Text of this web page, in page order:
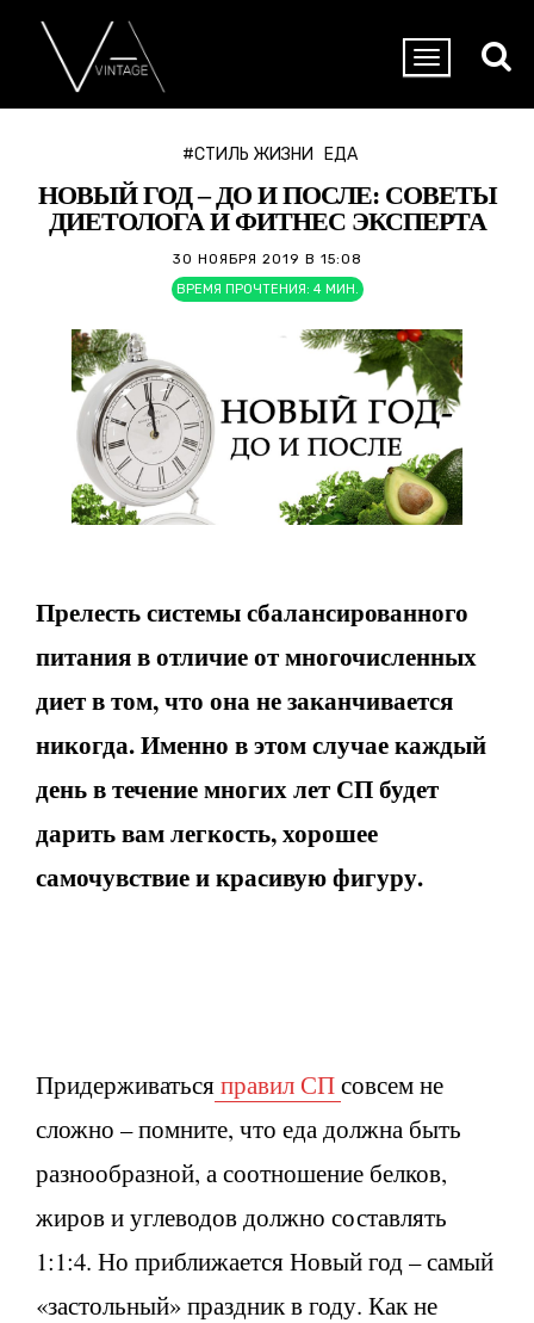
#СТИЛЬ ЖИЗНИ ЕДА
НОВЫЙ ГОД – ДО И ПОСЛЕ: СОВЕТЫ
ДИЕТОЛОГА И ФИТНЕС ЭКСПЕРТА
30 НОЯБРЯ 2019 В 15:08
ВРЕМЯ ПРОЧТЕНИЯ: 4 МИН.
Прелесть системы сбалансированного
питания в отличие от многочисленных
диет в том, что она не заканчивается
никогда. Именно в этом случае каждый
день в течение многих лет СП будет
дарить вам легкость, хорошее
самочувствие и красивую фигуру.
Придерживатьсяправил СПсовсем не
сложно – помните, что еда должна быть
разнообразной, а соотношение белков,
жиров и углеводов должно составлять
1:1:4. Но приближается Новый год – самый
«застольный» праздник в году. Как не